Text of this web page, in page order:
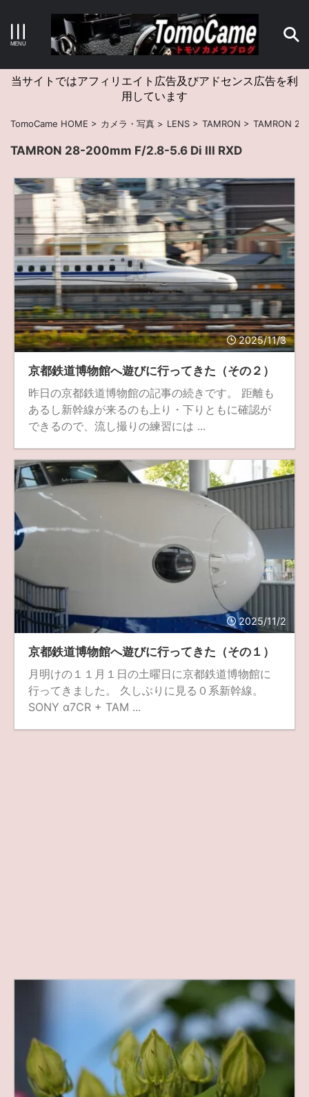
キーワードで検索する
アーカイブ
タグクラウド
Canon craft EM5II EOS Kiss X4 EOS R10
fujifilm game GR III hobby info iPad
iPhone K-1 Leica LENS LUMIX G100
LUMIX GF9 LUMIX L10 LUMIX S1 LUMIX S9
M(Typ240) minolta MX nikki Nikon
osmo osmo action3 panasonic
PEN E-P7 Pocket 3
psobb ricoh sound
THETA VILTROX X-T2
X100F Xiaomi Pad 6 Xperia1VI Z-1
Z5 Z6II Z9 Z30 Z50II Zf Zfc
ZV-1 II α1 II α7CR α6700 フィルムカメラ
フォクトレンダー ライカIIf ライカM4 ライカM10
ライカM10-R ライカX2
当サイトではアフィリエイト広告及びアドセンス広告を利
用しています
TomoCame HOME > カメラ・写真 > LENS > TAMRON > TAMRON
TAMRON 28-200mm F/2.8-5.6 Di III RXD
2025/11/3
京都鉄道博物館へ遊びに行ってきた（その２）
昨日の京都鉄道博物館の記事の続きです。 距離も
あるし新幹線が来るのも上り・下りともに確認が
できるので、流し撮りの練習には ...
2025/11/2
京都鉄道博物館へ遊びに行ってきた（その１）
月明けの１１月１日の土曜日に京都鉄道博物館に
行ってきました。 久しぶりに見る０系新幹線。
SONY α7CR + TAM ...